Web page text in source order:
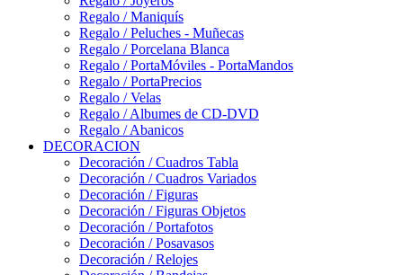
Regalo / Maniquís
Regalo / Peluches - Muñecas
Regalo / Porcelana Blanca
Regalo / PortaMóviles - PortaMandos
Regalo / PortaPrecios
Regalo / Velas
Regalo / Albumes de CD-DVD
Regalo / Abanicos
DECORACION
Decoración / Cuadros Tabla
Decoración / Cuadros Variados
Decoración / Figuras
Decoración / Figuras Objetos
Decoración / Portafotos
Decoración / Posavasos
Decoración / Relojes